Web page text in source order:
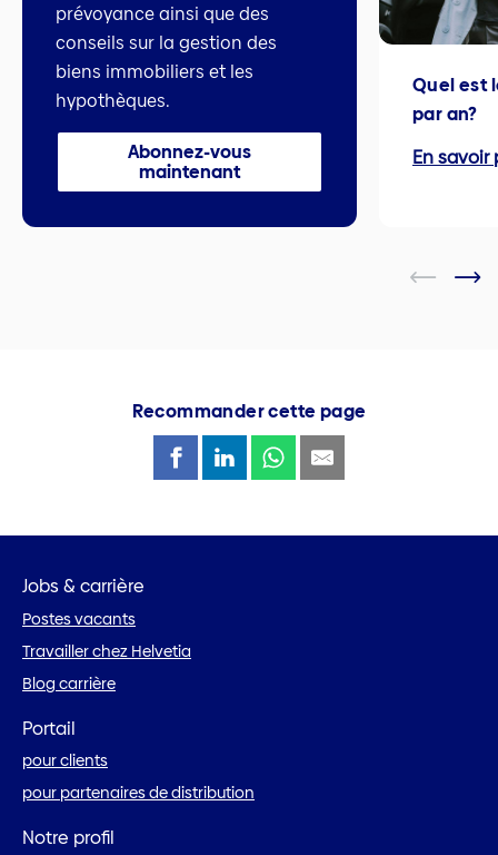
prévoyance ainsi que des
conseils sur la gestion des
biens immobiliers et les
hypothèques.
Abonnez-vous
maintenant
Quel est
par an?
En savoir
Recommander cette page
Jobs & carrière
Postes vacants
Travailler chez Helvetia
Blog carrière
Portail
pour clients
pour partenaires de distribution
Notre profil